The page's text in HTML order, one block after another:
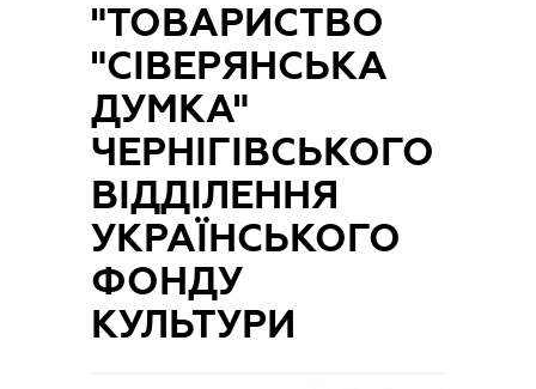
"ТОВАРИСТВО
"СІВЕРЯНСЬКА
ДУМКА"
ЧЕРНІГІВСЬКОГО
ВІДДІЛЕННЯ
УКРАЇНСЬКОГО
ФОНДУ
КУЛЬТУРИ